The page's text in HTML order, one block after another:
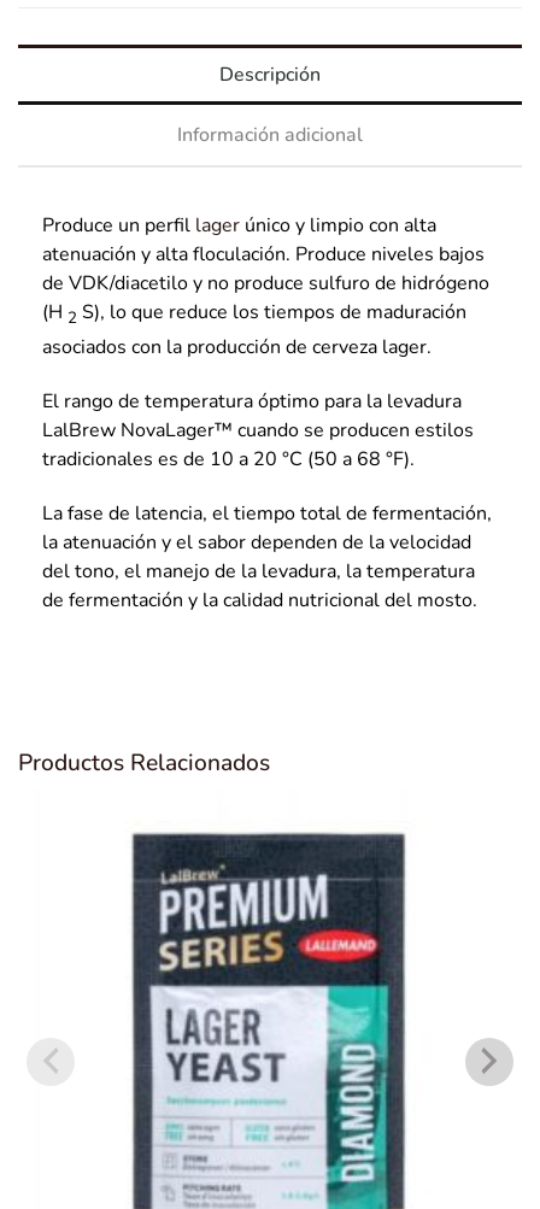
Descripción
Información adicional
Produce un perfil lager único y limpio con alta
atenuación y alta floculación. Produce niveles bajos
de VDK/diacetilo y no produce sulfuro de hidrógeno
(H 2 S), lo que reduce los tiempos de maduración
asociados con la producción de cerveza lager.
El rango de temperatura óptimo para la levadura
LalBrew NovaLager™ cuando se producen estilos
tradicionales es de 10 a 20 °C (50 a 68 °F).
La fase de latencia, el tiempo total de fermentación,
la atenuación y el sabor dependen de la velocidad
del tono, el manejo de la levadura, la temperatura
de fermentación y la calidad nutricional del mosto.
Productos Relacionados